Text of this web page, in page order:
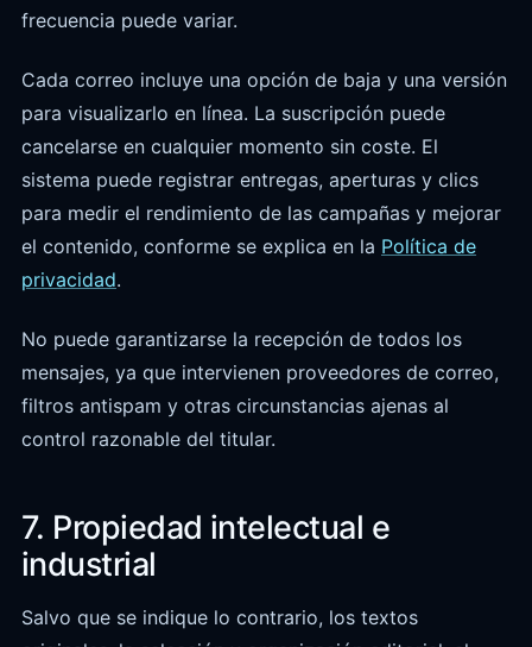
frecuencia puede variar.
Cada correo incluye una opción de baja y una versión
para visualizarlo en línea. La suscripción puede
cancelarse en cualquier momento sin coste. El
sistema puede registrar entregas, aperturas y clics
para medir el rendimiento de las campañas y mejorar
el contenido, conforme se explica en la Política de
privacidad.
No puede garantizarse la recepción de todos los
mensajes, ya que intervienen proveedores de correo,
filtros antispam y otras circunstancias ajenas al
control razonable del titular.
7. Propiedad intelectual e
industrial
Salvo que se indique lo contrario, los textos